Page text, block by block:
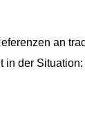
an
in der